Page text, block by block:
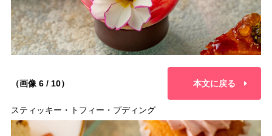
（画像 6 / 10） 本文に戻る
スティッキー・トフィー・プディング